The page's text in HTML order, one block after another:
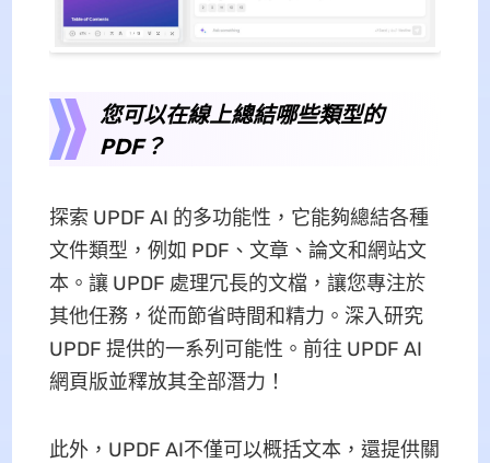
您可以在線上總結哪些類型的
PDF？
探索 UPDF AI 的多功能性，它能夠總結各種
文件類型，例如 PDF、文章、論文和網站文
本。讓 UPDF 處理冗長的文檔，讓您專注於
其他任務，從而節省時間和精力。深入研究
UPDF 提供的一系列可能性。前往 UPDF AI
網頁版並釋放其全部潛力！
此外，UPDF AI不僅可以概括文本，還提供關